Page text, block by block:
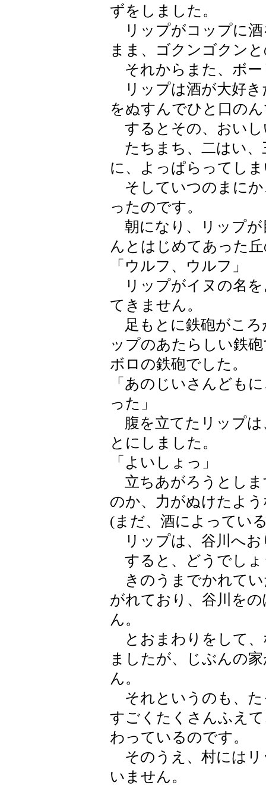
ずをしました。
リップがコップに酒
まま、ゴクンゴクン
それからまた、ボー
リップは酒が大好き
をぬすんでひと口の
するとその、おいし
たちまち、二はい、
に、よっぱらってし
そしていつのまにか
ったのです。
朝になり、リップが
んとはじめてあった
「ウルフ、ウルフ」
リップがイヌの名を
てきません。
足もとに鉄砲がころ
ップのあたらしい鉄
ボロの鉄砲でした。
「あのじいさんども
った」
腹を立てたリップは
とにしました。
「よいしょっ」
立ちあがろうとしま
のか、力がぬけたよ
(まだ、酒によってい
リップは、谷川へお
すると、どうでしょ
きのうまでかれてい
がれており、谷川を
ん。
とおまわりをして、
ましたが、じぶんの
ん。
それというのも、た
すごくたくさんふえ
わっているのです。
そのうえ、村にはリ
いません。